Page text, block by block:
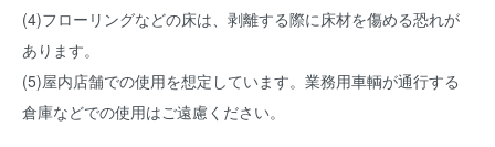
(4)フローリングなどの床は、剥離する際に床材を傷める恐れが
あります。
(5)屋内店舗での使用を想定しています。業務用車輌が通行する
倉庫などでの使用はご遠慮ください。